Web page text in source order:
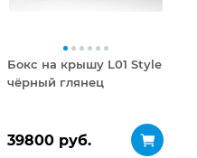
Бокс на крышу L01 Style
чёрный глянец
39800 руб.